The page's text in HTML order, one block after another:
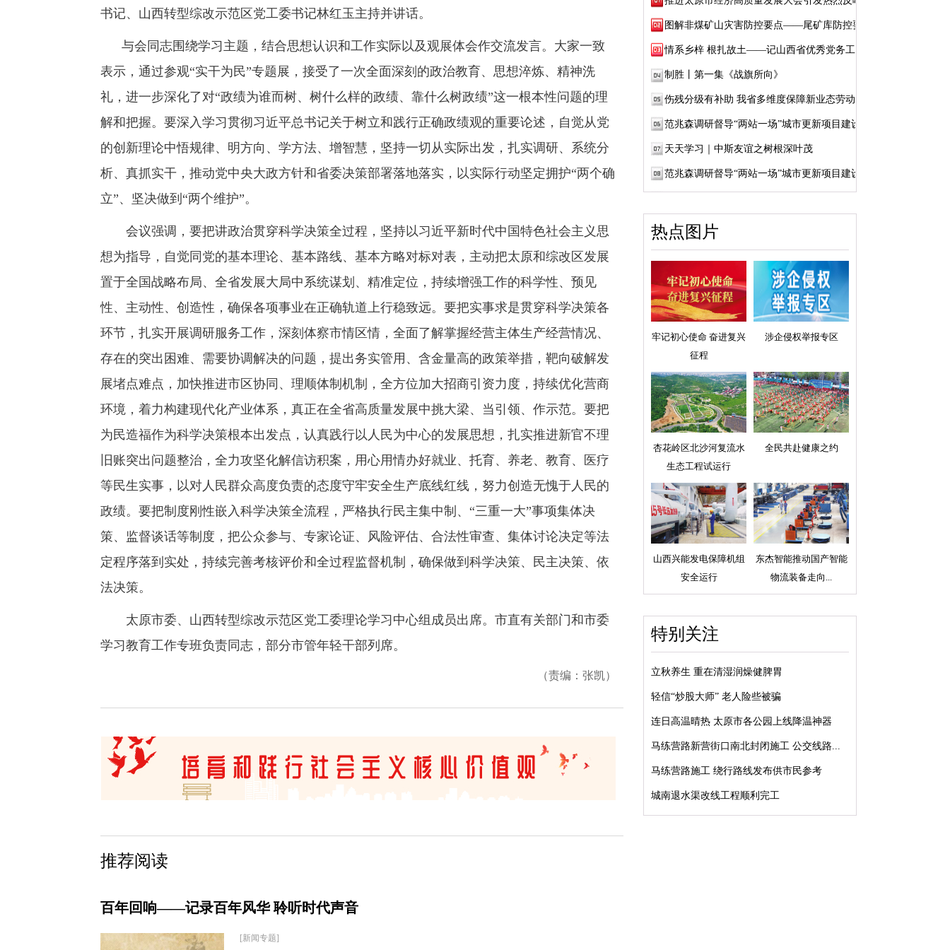
书记、山西转型综改示范区党工委书记林红玉主持并讲话。
与会同志围绕学习主题，结合思想认识和工作实际以及观展体会作交流发言。大家一致
表示，通过参观“实干为民”专题展，接受了一次全面深刻的政治教育、思想淬炼、精神洗
礼，进一步深化了对“政绩为谁而树、树什么样的政绩、靠什么树政绩”这一根本性问题的理
解和把握。要深入学习贯彻习近平总书记关于树立和践行正确政绩观的重要论述，自觉从党
的创新理论中悟规律、明方向、学方法、增智慧，坚持一切从实际出发，扎实调研、系统分
析、真抓实干，推动党中央大政方针和省委决策部署落地落实，以实际行动坚定拥护“两个确
立”、坚决做到“两个维护”。
会议强调，要把讲政治贯穿科学决策全过程，坚持以习近平新时代中国特色社会主义思
想为指导，自觉同党的基本理论、基本路线、基本方略对标对表，主动把太原和综改区发展
置于全国战略布局、全省发展大局中系统谋划、精准定位，持续增强工作的科学性、预见
性、主动性、创造性，确保各项事业在正确轨道上行稳致远。要把实事求是贯穿科学决策各
环节，扎实开展调研服务工作，深刻体察市情区情，全面了解掌握经营主体生产经营情况、
存在的突出困难、需要协调解决的问题，提出务实管用、含金量高的政策举措，靶向破解发
展堵点难点，加快推进市区协同、理顺体制机制，全方位加大招商引资力度，持续优化营商
环境，着力构建现代化产业体系，真正在全省高质量发展中挑大梁、当引领、作示范。要把
为民造福作为科学决策根本出发点，认真践行以人民为中心的发展思想，扎实推进新官不理
旧账突出问题整治，全力攻坚化解信访积案，用心用情办好就业、托育、养老、教育、医疗
等民生实事，以对人民群众高度负责的态度守牢安全生产底线红线，努力创造无愧于人民的
政绩。要把制度刚性嵌入科学决策全流程，严格执行民主集中制、“三重一大”事项集体决
策、监督谈话等制度，把公众参与、专家论证、风险评估、合法性审查、集体讨论决定等法
定程序落到实处，持续完善考核评价和全过程监督机制，确保做到科学决策、民主决策、依
法决策。
太原市委、山西转型综改示范区党工委理论学习中心组成员出席。市直有关部门和市委
学习教育工作专班负责同志，部分市管年轻干部列席。
（责编：张凯）
推荐阅读
百年回响——记录百年风华 聆听时代声音
[新闻专题]
图解非煤矿山灾害防控要点——尾矿库防控要点
情系乡梓 根扎故土——记山西省优秀党务工作...
制胜丨第一集《战旗所向》
伤残分级有补助 我省多维度保障新业态劳动者...
范兆森调研督导“两站一场”城市更新项目建设
天天学习｜中斯友谊之树根深叶茂
范兆森调研督导“两站一场”城市更新项目建设
热点图片
牢记初心使命 奋进复兴
征程
涉企侵权举报专区
杏花岭区北沙河复流水
生态工程试运行
全民共赴健康之约
山西兴能发电保障机组
安全运行
东杰智能推动国产智能
物流装备走向...
特别关注
立秋养生 重在清湿润燥健脾胃
轻信“炒股大师” 老人险些被骗
连日高温晴热 太原市各公园上线降温神器
马练营路新营街口南北封闭施工 公交线路...
马练营路施工 绕行路线发布供市民参考
城南退水渠改线工程顺利完工